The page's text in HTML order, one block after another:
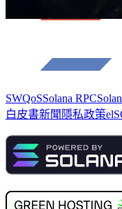
SWQoSSolana RPC
白皮書新聞 隱私政策